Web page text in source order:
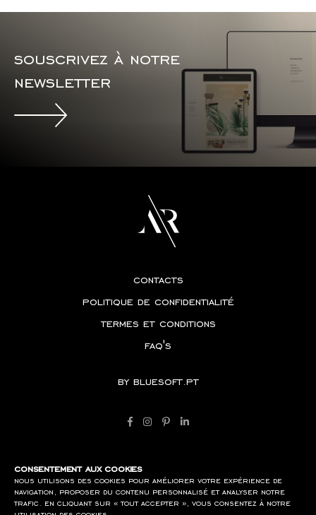
souscrivez à notre
newsletter
contacts
politique de confidentialité
termes et conditions
faq's
by bluesoft.pt
consentement aux cookies
nous utilisons des cookies pour améliorer votre expérience de
navigation, proposer du contenu personnalisé et analyser notre
trafic. en cliquant sur « tout accepter », vous consentez à notre